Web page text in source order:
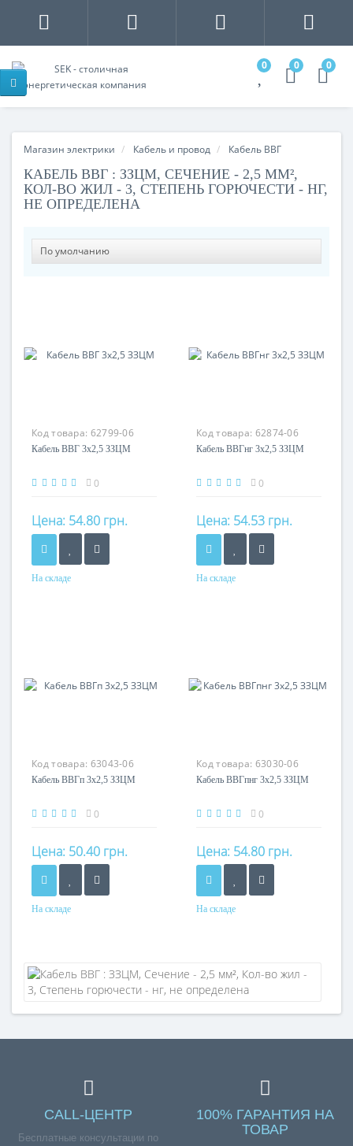
0 0 0
Магазин электрики Кабель и провод Кабель ВВГ
КАБЕЛЬ ВВГ : ЗЗЦМ, СЕЧЕНИЕ - 2,5 ММ²,
КОЛ-ВО ЖИЛ - 3, СТЕПЕНЬ ГОРЮЧЕСТИ - НГ,
НЕ ОПРЕДЕЛЕНА
Код товара: 62799-06
Кабель ВВГ 3х2,5 ЗЗЦМ
0
Цена: 54.80 грн.
На складе
3
Код товара: 62874-06
Кабель ВВГнг 3х2,5 ЗЗЦМ
0
Цена: 54.53 грн.
На складе
3
Код товара: 63043-06
Кабель ВВГп 3х2,5 ЗЗЦМ
0
Цена: 50.40 грн.
На складе
Сечение
2,5 мм²
Код товара: 63030-06
Кабель ВВГпнг 3х2,5 ЗЗЦМ
0
Цена: 54.80 грн.
На складе
2,5 мм²
CALL-ЦЕНТР
Бесплатные консультации по
100% ГАРАНТИЯ НА
ТОВАР